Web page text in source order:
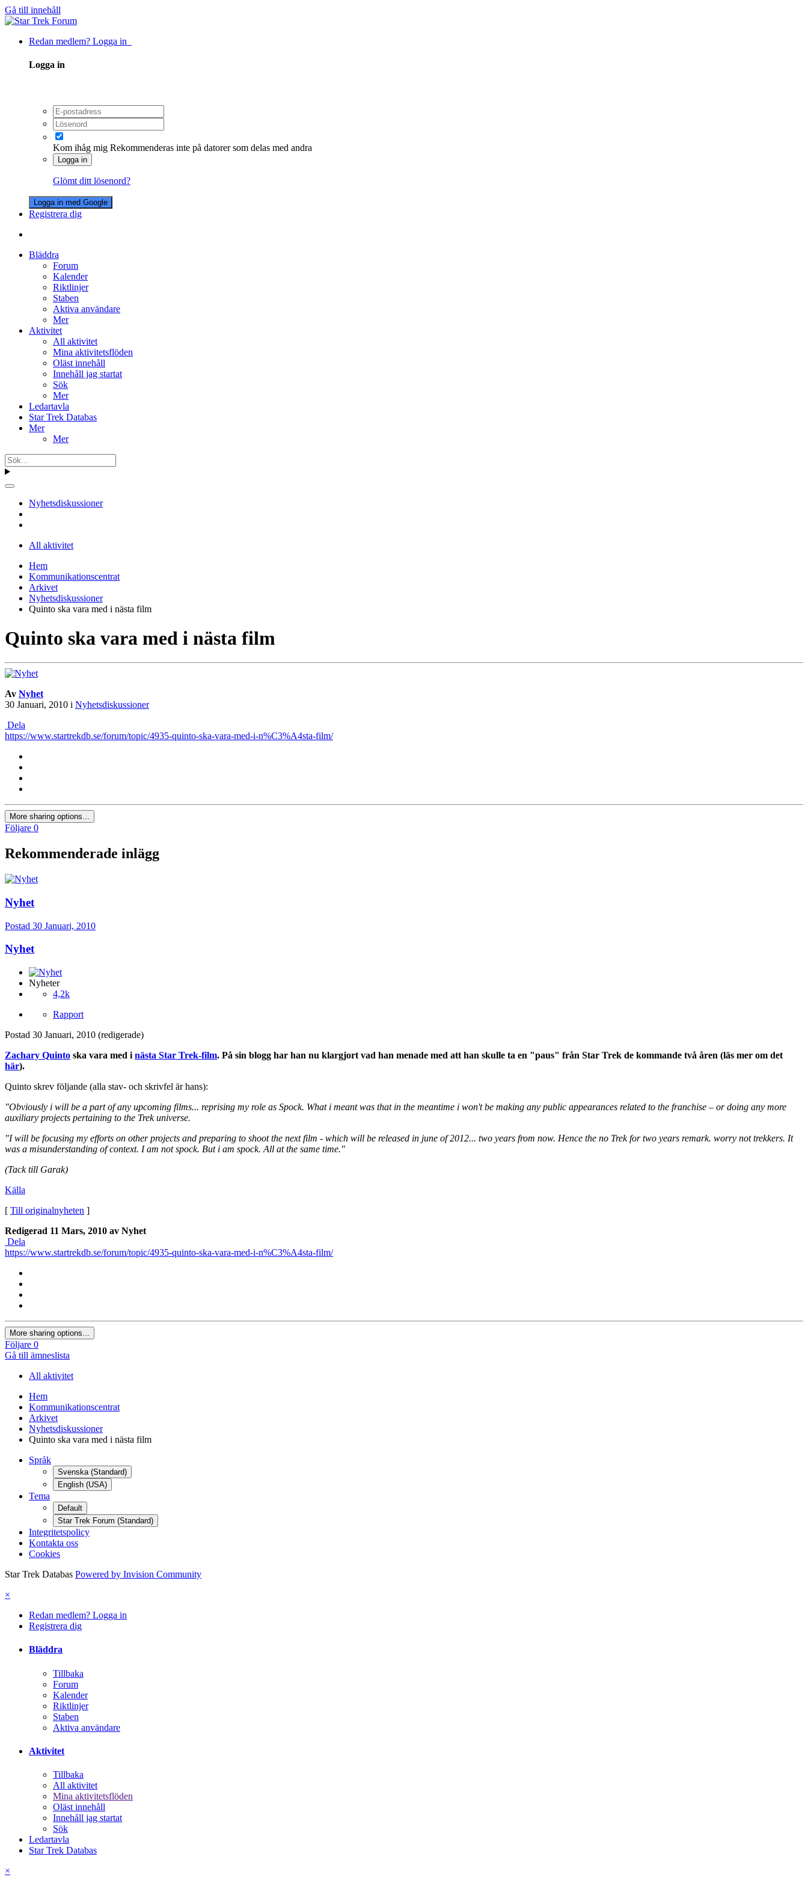
Gå till innehåll
Redan medlem? Logga in
Logga in
Kom ihåg mig Rekommenderas inte på datorer som delas med andra
Logga in
Glömt ditt lösenord?
Logga in med Google
Registrera dig
Bläddra
Forum
Kalender
Riktlinjer
Staben
Aktiva användare
Mer
Aktivitet
All aktivitet
Mina aktivitetsflöden
Oläst innehåll
Innehåll jag startat
Sök
Mer
Ledartavla
Star Trek Databas
Mer
Mer
Nyhetsdiskussioner
All aktivitet
Hem
Kommunikationscentrat
Arkivet
Nyhetsdiskussioner
Quinto ska vara med i nästa film
Quinto ska vara med i nästa film
Av Nyhet
30 Januari, 2010 i Nyhetsdiskussioner
Dela
https://www.startrekdb.se/forum/topic/4935-quinto-ska-vara-med-i-n%C3%A4sta-film/
More sharing options...
Följare 0
Rekommenderade inlägg
Nyhet
Postad 30 Januari, 2010
Nyhet
Nyheter
4,2k
Rapport
Postad 30 Januari, 2010 (redigerade)
Zachary Quinto ska vara med i nästa Star Trek-film. På sin blogg har han nu klargjort vad han menade med att han skulle ta en "paus" från Star Trek de kommande två åren (läs mer om det
här).
Quinto skrev följande (alla stav- och skrivfel är hans):
"Obviously i will be a part of any upcoming films... reprising my role as Spock. What i meant was that in the meantime i won't be making any public appearances related to the franchise – or doing any more
auxiliary projects pertaining to the Trek universe.
"I will be focusing my efforts on other projects and preparing to shoot the next film - which will be released in june of 2012... two years from now. Hence the no Trek for two years remark. worry not trekkers. It
was a misunderstanding of context. I am not spock. But i am spock. All at the same time."
(Tack till Garak)
Källa
[ Till originalnyheten ]
Redigerad 11 Mars, 2010 av Nyhet
Dela
https://www.startrekdb.se/forum/topic/4935-quinto-ska-vara-med-i-n%C3%A4sta-film/
More sharing options...
Följare 0
Gå till ämneslista
All aktivitet
Hem
Kommunikationscentrat
Arkivet
Nyhetsdiskussioner
Quinto ska vara med i nästa film
Språk
Svenska (Standard)
English (USA)
Tema
Default
Star Trek Forum (Standard)
Integritetspolicy
Kontakta oss
Cookies
Star Trek Databas Powered by Invision Community
×
Redan medlem? Logga in
Registrera dig
Bläddra
Tillbaka
Forum
Kalender
Riktlinjer
Staben
Aktiva användare
Aktivitet
Tillbaka
All aktivitet
Mina aktivitetsflöden
Oläst innehåll
Innehåll jag startat
Sök
Ledartavla
Star Trek Databas
×